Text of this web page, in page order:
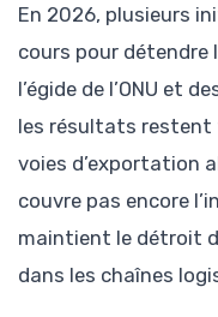
En 2026, plusieurs
cours pour
l’égide de l’ONU et
les résultats restent
voies d’exportation
couvre pas encore
maintient le détroit
dans les chaînes